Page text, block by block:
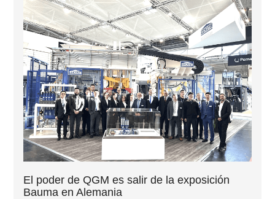
El poder de QGM es salir de la exposición
Bauma en Alemania